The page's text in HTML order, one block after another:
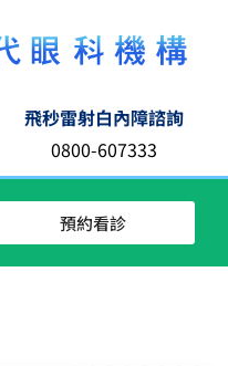
飛秒雷射白內障諮詢
0800-607333
預約看診